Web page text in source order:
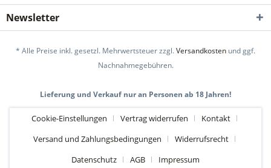
Newsletter
* Alle Preise inkl. gesetzl. Mehrwertsteuer zzgl.Versandkosten und ggf.
Nachnahmegebühren.
Lieferung und Verkauf nur an Personen ab 18 Jahren!
Cookie-Einstellungen Vertrag widerrufen
Kontakt
Versand und Zahlungsbedingungen
Widerrufsrecht
Datenschutz
AGB Impressum